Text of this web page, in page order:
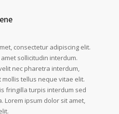
consectetur adipiscing elit.
sollicitudin interdum.
nec pharetra interdum,
tellus neque vitae elit.
fringilla turpis interdum sed
Lorem ipsum dolor sit amet,